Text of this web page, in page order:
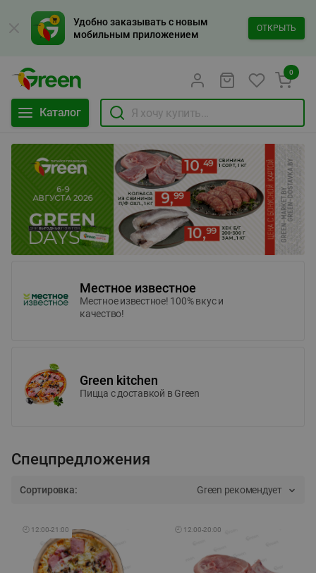
Удобно заказывать с новым
мобильным приложением
ОТКРЫТЬ
Каталог
0
Местное известное
Местное известное! 100% вкус и
качество!
Green kitchen
Пицца c доставкой в Green
Спецпредложения
Сортировка: Green рекомендует
🕘 12:00-21:00 🕘 12:00-20:00